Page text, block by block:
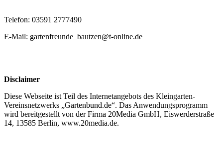
Telefon: 03591 2777490
E-Mail: gartenfreunde_bautzen@t-online.de
Disclaimer
Diese Webseite ist Teil des Internetangebots des Kleingarten-
Vereinsnetzwerks „Gartenbund.de“. Das Anwendungsprogramm
wird bereitgestellt von der Firma 20Media GmbH, Eiswerderstraße
14, 13585 Berlin, www.20media.de.